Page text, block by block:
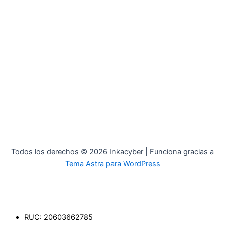
Todos los derechos © 2026 Inkacyber | Funciona gracias a
Tema Astra para WordPress
RUC: 20603662785